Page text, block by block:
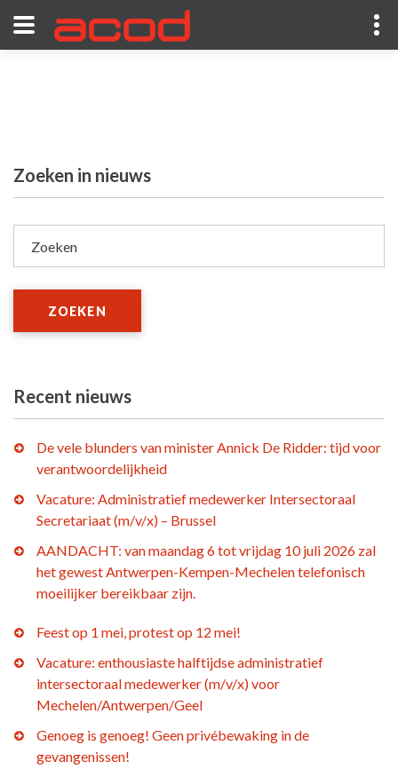
Zoeken in nieuws
Zoeken
ZOEKEN
Recent nieuws
De vele blunders van minister Annick De Ridder: tijd voor
verantwoordelijkheid
Vacature: Administratief medewerker Intersectoraal
Secretariaat (m/v/x) – Brussel
AANDACHT: van maandag 6 tot vrijdag 10 juli 2026 zal
het gewest Antwerpen-Kempen-Mechelen telefonisch
moeilijker bereikbaar zijn.
Feest op 1 mei, protest op 12 mei!
Vacature: enthousiaste halftijdse administratief
intersectoraal medewerker (m/v/x) voor
Mechelen/Antwerpen/Geel
Genoeg is genoeg! Geen privébewaking in de
gevangenissen!